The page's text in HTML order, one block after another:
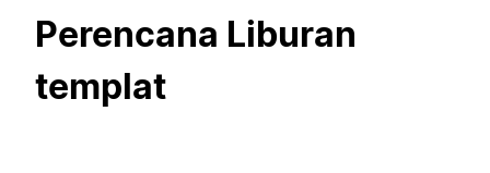
Perencana Liburan
templat